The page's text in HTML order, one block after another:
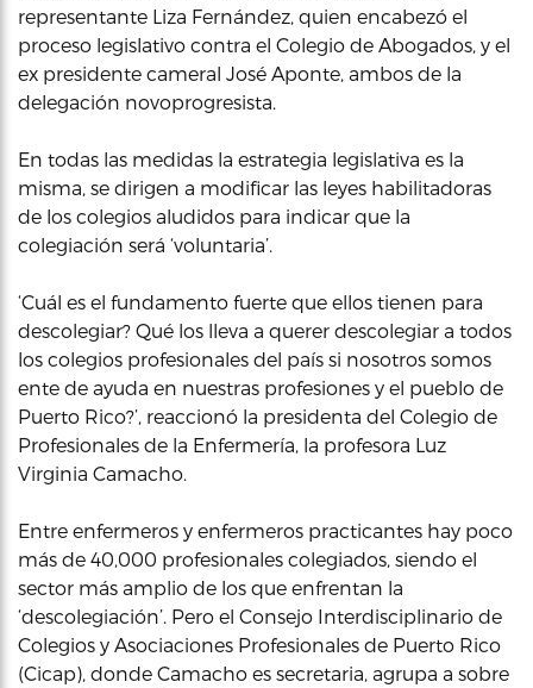
representante Liza Fernández, quien encabezó el
proceso legislativo contra el Colegio de Abogados, y el
ex presidente cameral José Aponte, ambos de la
delegación novoprogresista.
En todas las medidas la estrategia legislativa es la
misma, se dirigen a modificar las leyes habilitadoras
de los colegios aludidos para indicar que la
colegiación será ‘voluntaria’.
‘Cuál es el fundamento fuerte que ellos tienen para
descolegiar? Qué los lleva a querer descolegiar a todos
los colegios profesionales del país si nosotros somos
ente de ayuda en nuestras profesiones y el pueblo de
Puerto Rico?’, reaccionó la presidenta del Colegio de
Profesionales de la Enfermería, la profesora Luz
Virginia Camacho.
Entre enfermeros y enfermeros practicantes hay poco
más de 40,000 profesionales colegiados, siendo el
sector más amplio de los que enfrentan la
‘descolegiación’. Pero el Consejo Interdisciplinario de
Colegios y Asociaciones Profesionales de Puerto Rico
(Cicap), donde Camacho es secretaria, agrupa a sobre